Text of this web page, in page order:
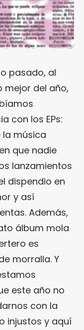
pasado, al
mejor del año,
con los EPs:
música
que nadie
lanzamientos
dispendio en
y así
Además,
álbum mola
es
morralla. Y
este año no
con la
injustos y aquí